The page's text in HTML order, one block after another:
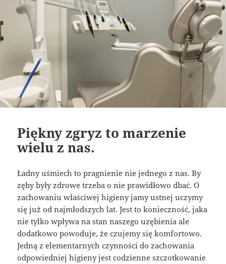
Piękny zgryz to marzenie
wielu z nas.
Ładny uśmiech to pragnienie nie jednego z nas. By
zęby były zdrowe trzeba o nie prawidłowo dbać. O
zachowaniu właściwej higieny jamy ustnej uczymy
się już od najmłodszych lat. Jest to konieczność, jaka
nie tylko wpływa na stan naszego uzębienia ale
dodatkowo powoduje, że czujemy się komfortowo.
Jedną z elementarnych czynności do zachowania
odpowiedniej higieny jest codzienne szczotkowanie